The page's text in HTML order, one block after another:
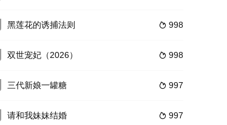
 998
黑莲花的诱捕法则
 998
双世宠妃（2026）
 997
三代新娘一罐糖
 997
请和我妹妹结婚